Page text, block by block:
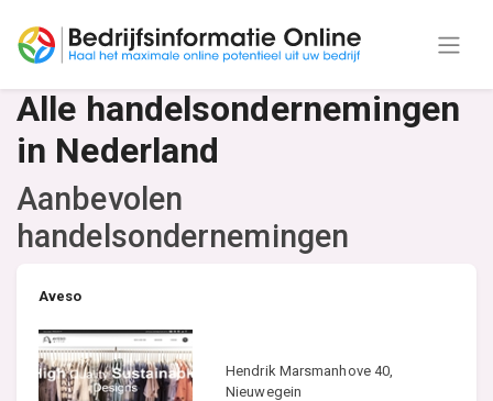
Alle handelsondernemingen
in Nederland
Aanbevolen
handelsondernemingen
Aveso
Hendrik Marsmanhove 40,
Nieuwegein